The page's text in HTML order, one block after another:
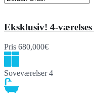
Eksklusiv! 4-
Pris 680,000€
Soveværelser 4